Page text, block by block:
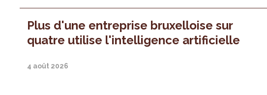
Plus d'une entreprise bruxelloise sur
quatre utilise l'intelligence artificielle
4 août 2026